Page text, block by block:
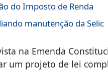
do Imposto de Renda
manutenção da Selic
na Emenda
um projeto de lei